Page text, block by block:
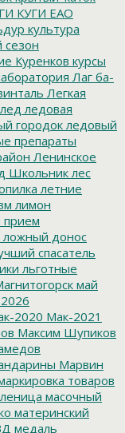
КУГИ ЕАО
культура
сезон
Куренков курсы
Лаг ба-
Легкая
лед ледовая
городок ледовый
препараты
Ленинское
Школьник лес
летние
лимон
прием
ложный донос
спасатель
льготные
май
2020 Мак-2021
Максим Шупиков
Марвин
товаров
масочный
материнский
медаль